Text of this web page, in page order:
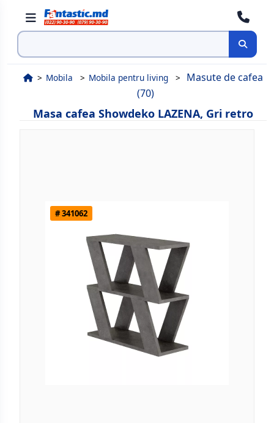
Cauta
Mobila Mobila pentru living
Masute de cafea
(70)
Masa cafea Showdeko LAZENA, Gri retro
# 341062